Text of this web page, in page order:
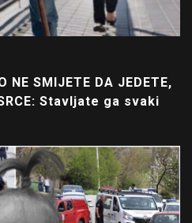
NE SMIJETE DA JEDETE,
Stavljate ga svaki